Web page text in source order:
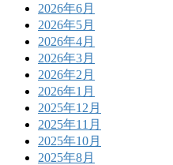
2026年6月
2026年5月
2026年4月
2026年3月
2026年2月
2026年1月
2025年12月
2025年11月
2025年10月
2025年8月